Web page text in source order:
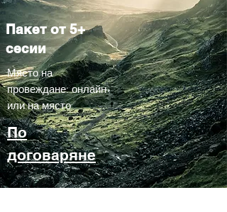
Пакет от 5+
сесии
Място на
провеждане: онлайн
или на място
По
договаряне